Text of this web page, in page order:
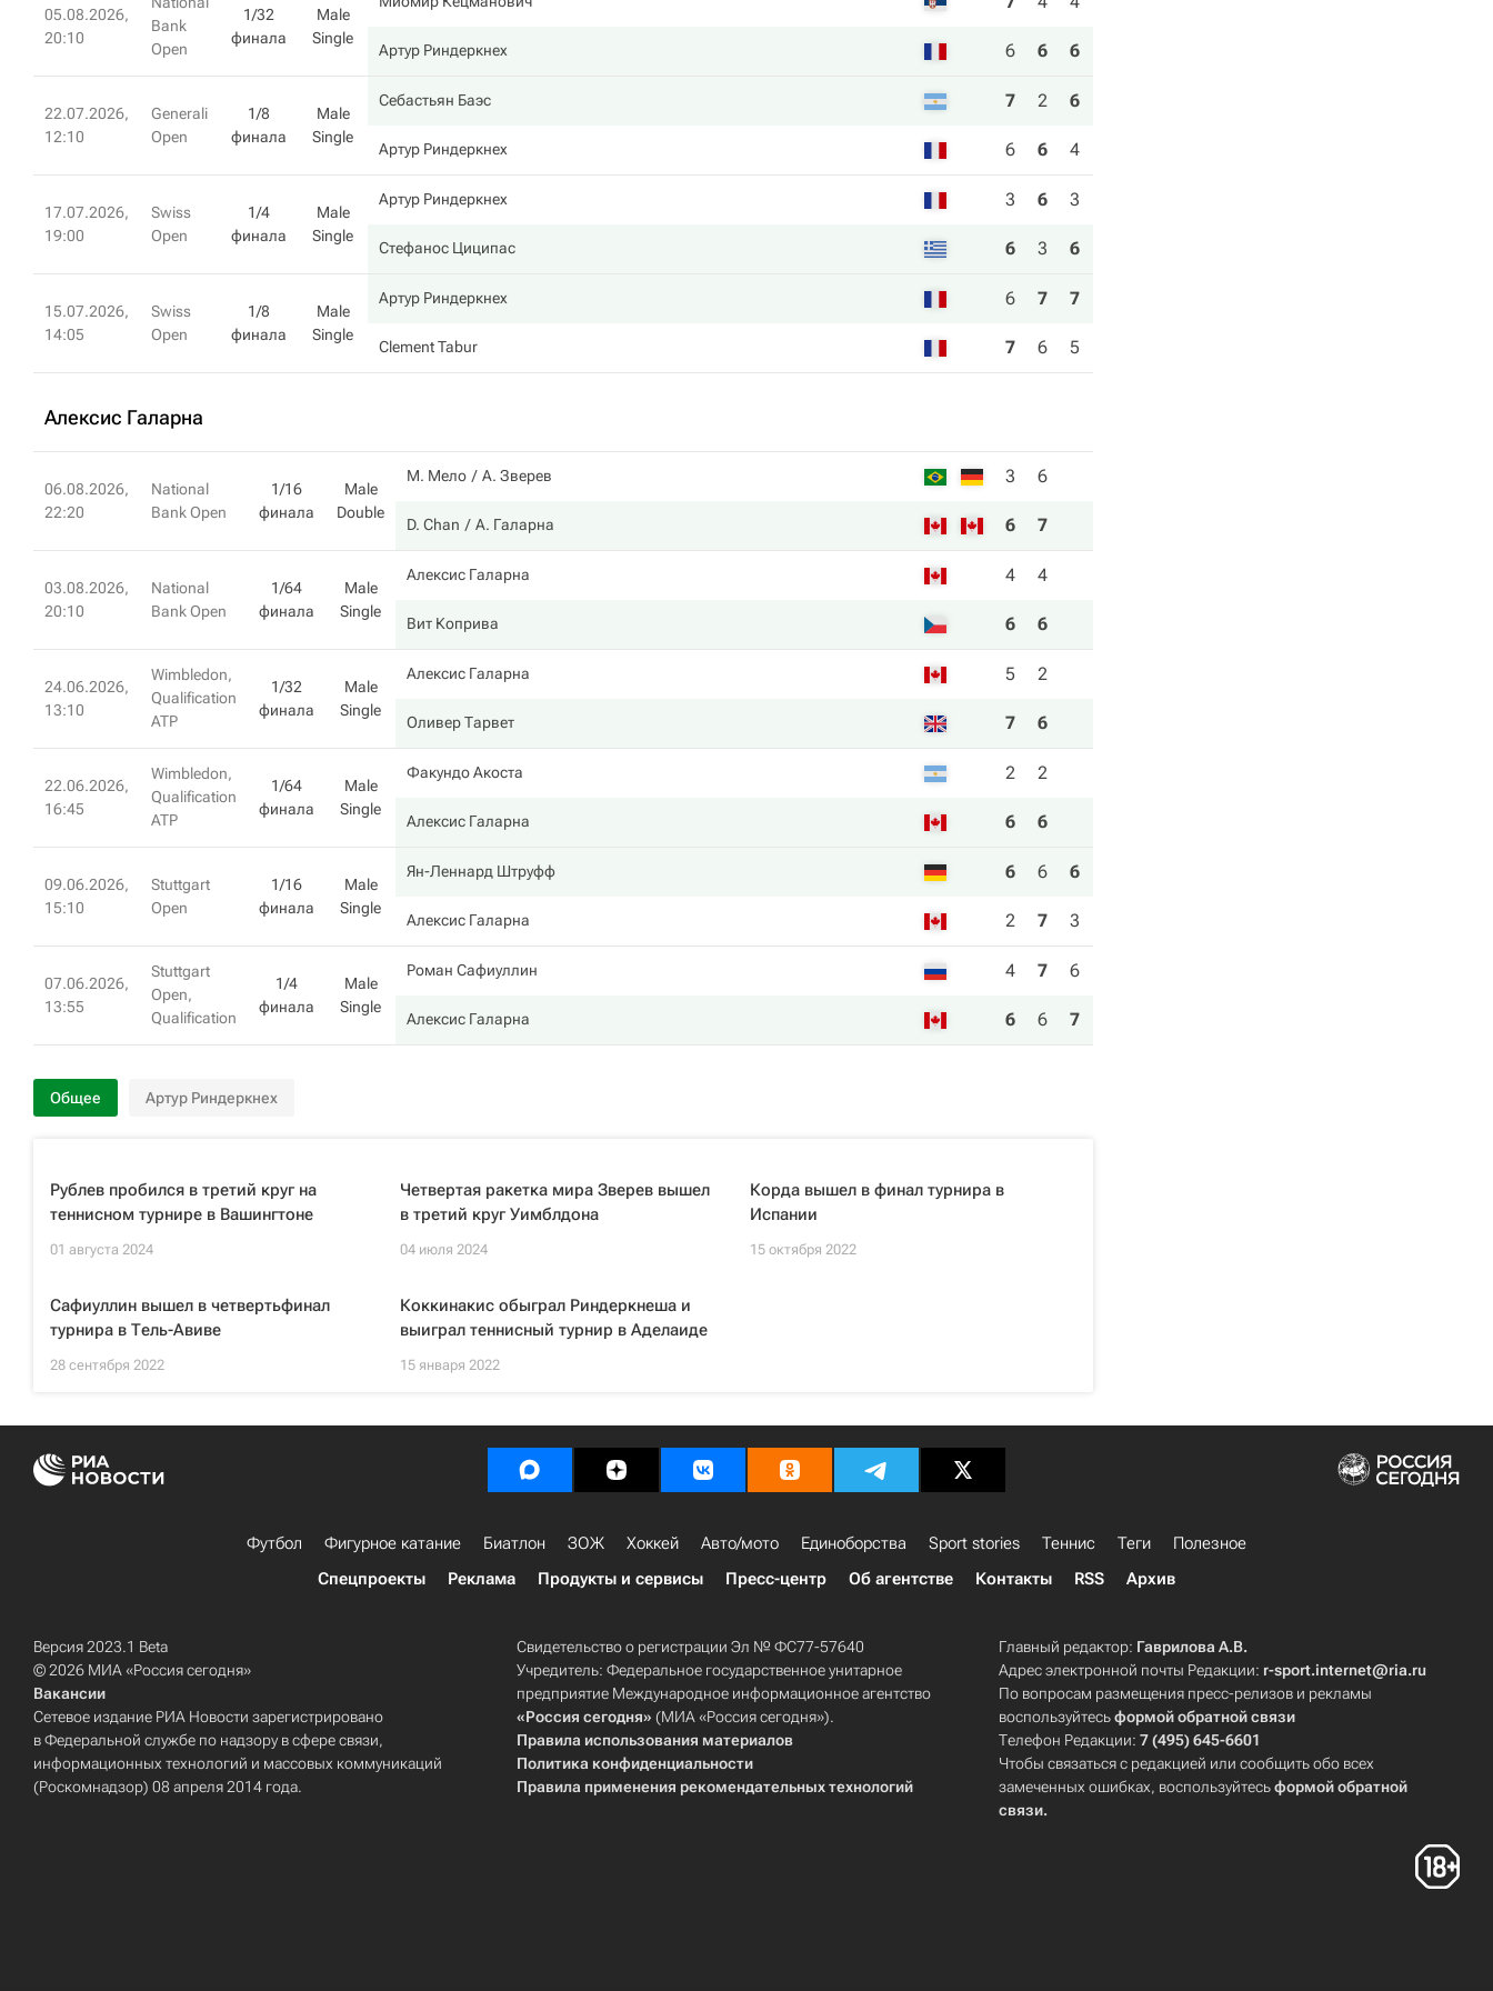
05.08.2026,
20:10
Bank
Open
1/32
финала
Male
Single
Артур Риндеркнех 6 6 6
22.07.2026,
12:10
Generali
Open
1/8
финала
Male
Single
Себастьян Баэс 7 2 6
Артур Риндеркнех 6 6 4
17.07.2026,
19:00
Swiss
Open
1/4
финала
Male
Single
Артур Риндеркнех 3 6 3
Стефанос Циципас 6 3 6
15.07.2026,
14:05
Swiss
Open
1/8
финала
Male
Single
Артур Риндеркнех 6 7 7
Clement Tabur 7 6 5
Алексис Галарна
06.08.2026,
22:20
National
Bank Open
1/16
финала
Male
Double
М. Мело А. Зверев 3 6
D. Chan А. Галарна 6 7
03.08.2026,
20:10
National
Bank Open
1/64
финала
Male
Single
Алексис Галарна 4 4
Вит Коприва 6 6
24.06.2026,
13:10
Wimbledon,
Qualification
ATP
1/32
финала
Male
Single
Алексис Галарна 5 2
Оливер Тарвет 7 6
22.06.2026,
16:45
Wimbledon,
Qualification
ATP
1/64
финала
Male
Single
Факундо Акоста 2 2
Алексис Галарна 6 6
09.06.2026,
15:10
Stuttgart
Open
1/16
финала
Male
Single
Ян-Леннард Штруфф 6 6 6
Алексис Галарна 2 7 3
07.06.2026,
13:55
Stuttgart
Open,
Qualification
1/4
финала
Male
Single
Роман Сафиуллин 4 7 6
Алексис Галарна 6 6 7
Общее Артур Риндеркнех
Рублев пробился в третий круг на
теннисном турнире в Вашингтоне
01 августа 2024
Четвертая ракетка мира Зверев вышел
в третий круг Уимблдона
04 июля 2024
Корда вышел в финал турнира в
Испании
15 октября 2022
Сафиуллин вышел в четвертьфинал
турнира в Тель-Авиве
28 сентября 2022
Коккинакис обыграл Риндеркнеша и
выиграл теннисный турнир в Аделаиде
15 января 2022
Футбол Фигурное катание Биатлон ЗОЖ Хоккей Авто/мото Единоборства Sport stories Теннис Теги
Полезное
Спецпроекты
Реклама Продукты и сервисы Пресс-центр Об агентстве Контакты RSS Архив
Версия 2023.1 Beta
© 2026 МИА «Россия сегодня»
Вакансии
Сетевое издание РИА Новости зарегистрировано
в Федеральной службе по надзору в сфере связи,
информационных технологий и массовых коммуникаций
(Роскомнадзор) 08 апреля 2014 года.
Свидетельство о регистрации Эл № ФС77-57640
Учредитель: Федеральное государственное унитарное
предприятие Международное информационное агентство
«Россия сегодня» (МИА «Россия сегодня»).
Правила использования материалов
Политика конфиденциальности
Правила применения рекомендательных технологий
Главный редактор: Гаврилова А.В.
Адрес электронной почты Редакции: r-sport.internet@ria.ru
По вопросам размещения пресс-релизов и рекламы
воспользуйтесьформой обратной связи
Телефон Редакции:7 (495) 645-6601
Чтобы связаться с редакцией или сообщить обо всех
замеченных ошибках, воспользуйтесьформой обратной
связи.